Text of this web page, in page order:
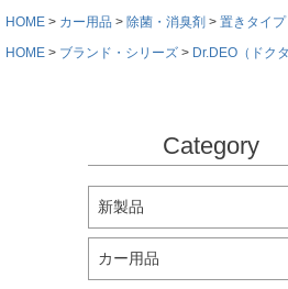
HOME
カー用品 除菌・消臭剤 置きタイプ
HOME
ブランド・シリーズ Dr.DEO（ドク
Category
新製品
カー用品